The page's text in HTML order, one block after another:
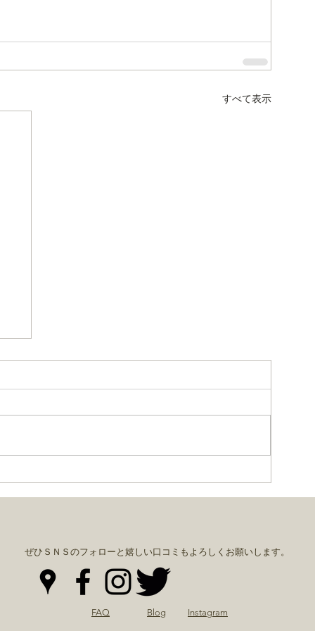
すべて表示
ぜひＳＮＳのフォローと嬉しい口コミもよろしくお願いします。
FAQ Blog Instagram